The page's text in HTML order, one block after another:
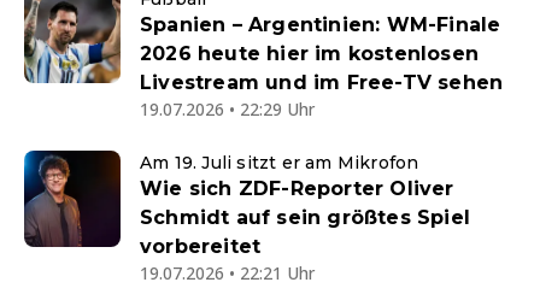
Spanien – Argentinien: WM-Finale
2026 heute hier im kostenlosen
Livestream und im Free-TV sehen
19.07.2026 • 22:29 Uhr
Am 19. Juli sitzt er am Mikrofon
Wie sich ZDF-Reporter Oliver
Schmidt auf sein größtes Spiel
vorbereitet
19.07.2026 • 22:21 Uhr